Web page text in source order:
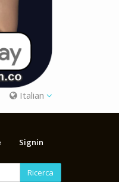
Italian
Signin
Ricerca